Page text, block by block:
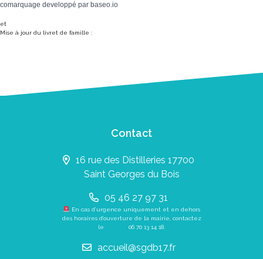
comarquage developpé par baseo.io
et
Mise à jour du livret de famille :
Contact
16 rue des Distilleries 17700
Saint Georges du Bois
05 46 27 97 31
En cas d’urgence uniquement et en dehors
des horaires d’ouverture de la mairie, contactez
le 06 70 13 14 18.
accueil@sgdb17.fr